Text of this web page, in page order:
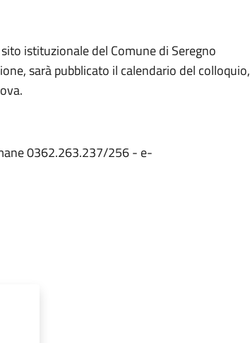
istituzionale del Comune di Seregno
sarà pubblicato il calendario del colloquio,
0362.263.237/256 - e-